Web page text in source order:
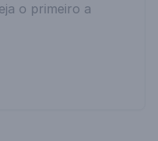
o primeiro a